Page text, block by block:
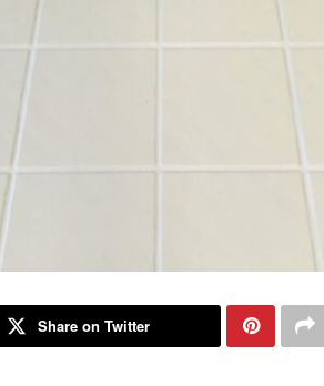
Share on Twitter